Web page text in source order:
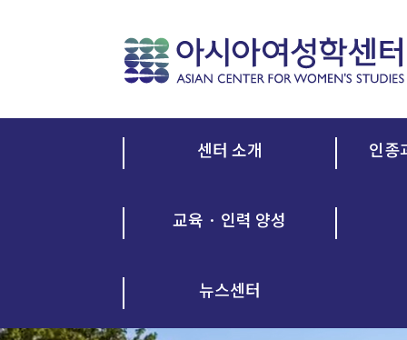
센터 소개 인종
교육 · 인력 양성
뉴스센터